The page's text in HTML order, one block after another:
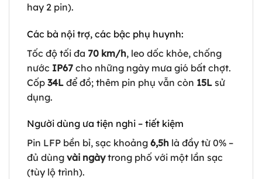
hay 2 pin).
Các bà nội trợ, các bậc phụ huynh:
Tốc độ tối đa 70 km/h, leo dốc khỏe, chống
nước IP67 cho những ngày mưa gió bất chợt.
Cốp 34L để đồ; thêm pin phụ vẫn còn 15L sử
dụng.
Người dùng ưa tiện nghi – tiết kiệm
Pin LFP bền bỉ, sạc khoảng 6,5h là đầy từ 0% –
đủ dùng vài ngàytrong phố với một lần sạc
(tùy lộ trình).